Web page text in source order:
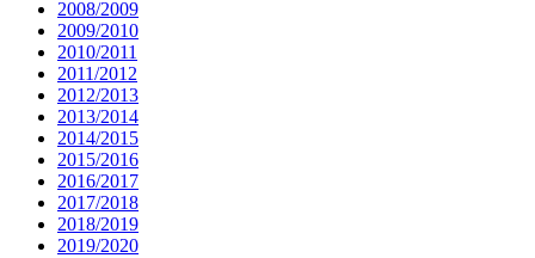
2008/2009
2009/2010
2010/2011
2011/2012
2012/2013
2013/2014
2014/2015
2015/2016
2016/2017
2017/2018
2018/2019
2019/2020